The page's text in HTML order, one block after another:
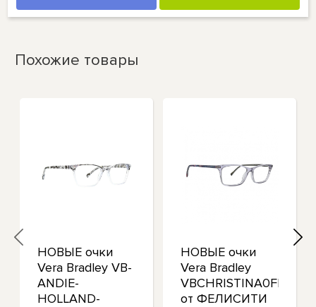
Похожие товары
НОВЫЕ очки
Vera Bradley VB-
ANDIE-
HOLLAND-
НОВЫЕ очки
Vera Bradley
от ФЕЛИСИТИ